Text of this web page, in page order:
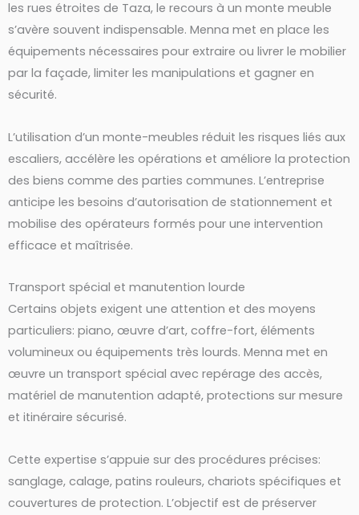
les rues étroites de Taza, le recours à un monte meuble
s’avère souvent indispensable. Menna met en place les
équipements nécessaires pour extraire ou livrer le mobilier
par la façade, limiter les manipulations et gagner en
sécurité.
L’utilisation d’un monte-meubles réduit les risques liés aux
escaliers, accélère les opérations et améliore la protection
des biens comme des parties communes. L’entreprise
anticipe les besoins d’autorisation de stationnement et
mobilise des opérateurs formés pour une intervention
efficace et maîtrisée.
Transport spécial et manutention lourde
Certains objets exigent une attention et des moyens
particuliers: piano, œuvre d’art, coffre-fort, éléments
volumineux ou équipements très lourds. Menna met en
œuvre un transport spécial avec repérage des accès,
matériel de manutention adapté, protections sur mesure
et itinéraire sécurisé.
Cette expertise s’appuie sur des procédures précises:
sanglage, calage, patins rouleurs, chariots spécifiques et
couvertures de protection. L’objectif est de préserver